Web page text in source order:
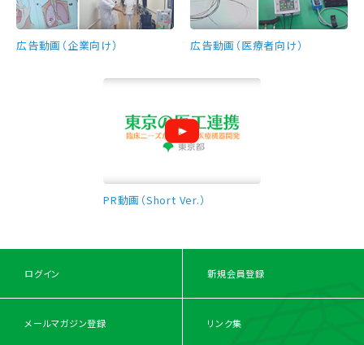
広告動画（企業向け） 広告動画（医療者向け）
PR動画（Short Ver.）
ログイン 新規会員登録
メールマガジン登録 リンク集